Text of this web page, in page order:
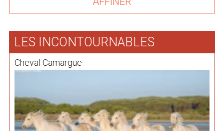
LES INCONTOURNABLES
Cheval Camargue